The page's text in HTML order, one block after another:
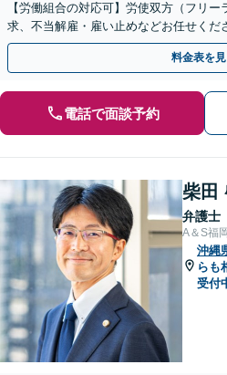
【労働組合の対応可】労使双方（フリ
求、不当解雇・雇い止めなどお任せくだ
決へと進めます。
料金表を
電話で面談予約
柴田
弁護士
A＆S福
沖縄
らも
受付